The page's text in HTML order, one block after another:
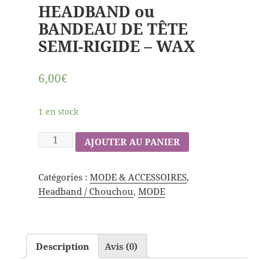
HEADBAND ou
BANDEAU DE TÊTE
SEMI-RIGIDE – WAX
6,00€
1 en stock
AJOUTER AU PANIER
Catégories : MODE & ACCESSOIRES,
Headband / Chouchou, MODE
Description Avis (0)